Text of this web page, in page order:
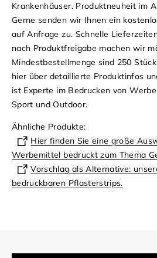
Krankenhäuser. Produktneuheit im
Gerne senden wir Ihnen ein
auf Anfrage zu. Schnelle
nach Produktfreigabe machen wir
Mindestbestellmenge sind 250
hier über detaillierte Produktinfos
ist Experte im Bedrucken von
Sport und Outdoor.
Ähnliche Produkte:
Hier finden Sie eine große
Werbemittel bedruckt zum Thema
Vorschlag als Alternative:
bedruckbaren Pflasterstrips.